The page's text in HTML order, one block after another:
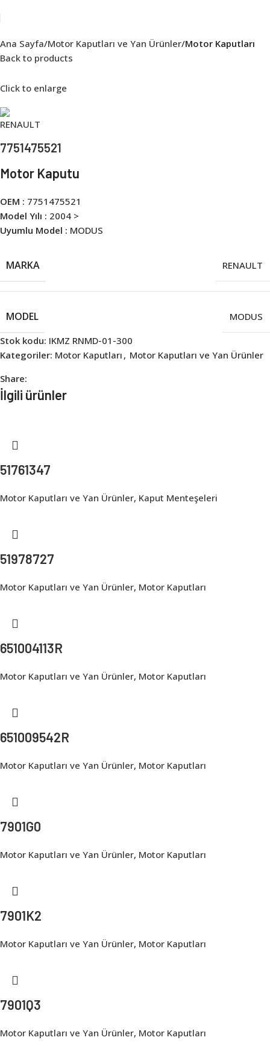
Ana Sayfa Motor Kaputları ve Yan Ürünler Motor Kaputları
Back to products
Click to enlarge
7751475521
Motor Kaputu
OEM : 7751475521
Model Yılı : 2004 >
Uyumlu Model : MODUS
MARKA RENAULT
MODEL
MODUS
Stok kodu: IKMZ RNMD-01-300
Kategoriler: Motor Kaputları , Motor Kaputları ve Yan Ürünler
Share:
İlgili ürünler
51761347
Motor Kaputları ve Yan Ürünler, Kaput Menteşeleri
51978727
Motor Kaputları ve Yan Ürünler, Motor Kaputları
651004113R
Motor Kaputları ve Yan Ürünler, Motor Kaputları
651009542R
Motor Kaputları ve Yan Ürünler, Motor Kaputları
7901G0
Motor Kaputları ve Yan Ürünler, Motor Kaputları
7901K2
Motor Kaputları ve Yan Ürünler, Motor Kaputları
7901Q3
Motor Kaputları ve Yan Ürünler, Motor Kaputları